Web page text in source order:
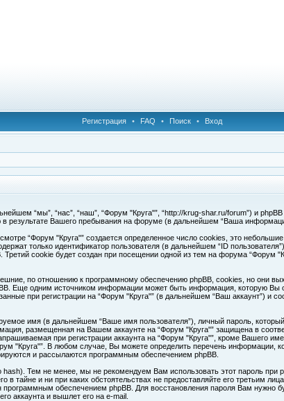
Регистрация • FAQ • Поиск • Вход
“мы”, “нас”, “наш”, “Форум "Круга"”, “http://krug-shar.ru/forum”) и
результате Вашего пребывания на форуме (в дальнейшем “Ваша
“Форум "Круга"” создается определенное число cookies, это
только идентификатор пользователя (в дальнейшем “ID
cookie будет создан при посещении одной из тем на форума “Форум
по отношению к программному обеспечению phpBB, cookies, но они
Еще одним источником информации может быть информация, которую Вы
при регистрации на “Форум "Круга"” (в дальнейшем “Ваш аккаунт”) и
имя (в дальнейшем “Ваше имя пользователя”), личный пароль,
размещенная на Вашем аккаунте на “Форум "Круга"” защищена в
при регистрации аккаунта на “Форум "Круга"”, кроме Вашего
"Круга"”. В любом случае, Вы можете определить перечень информации,
и рассылаются программным обеспечением phpBB.
Тем не менее, мы не рекомендуем Вам использовать этот пароль при
в тайне и ни при каких обстоятельствах не предоставляйте его третьим
обеспечением phpBB. Для восстановления пароля Вам нужно
аккаунта и вышлет его на e-mail.